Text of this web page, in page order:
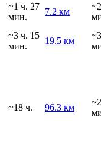
~1 ч. 27
мин.
7.2 км
~3 ч. 15
мин.
19.5 км
~18 ч. 96.3 км